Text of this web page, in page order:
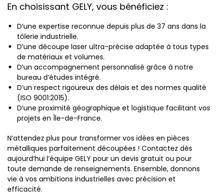
En choisissant GELY, vous bénéficiez :
D’une expertise reconnue depuis plus de 37 ans dans la
tôlerie industrielle.
D’une découpe laser ultra-précise adaptée à tous types
de matériaux et volumes.
D’un accompagnement personnalisé grâce à notre
bureau d’études intégré.
D’un respect rigoureux des délais et des normes qualité
(ISO 9001:2015).
D’une proximité géographique et logistique facilitant vos
projets en Île-de-France.
N’attendez plus pour transformer vos idées en pièces
métalliques parfaitement découpées ! Contactez dès
aujourd’hui l’équipe GELY pour un devis gratuit ou pour
toute demande de renseignements. Ensemble, donnons
vie à vos ambitions industrielles avec précision et
efficacité.